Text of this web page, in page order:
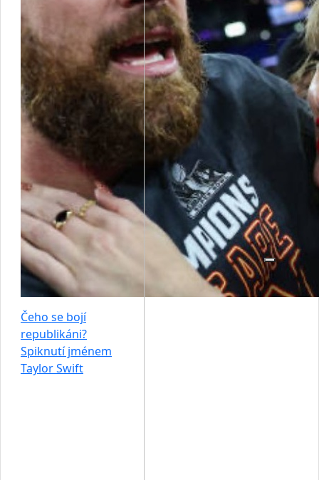
Čeho se bojí
republikáni?
Spiknutí jménem
Taylor Swift